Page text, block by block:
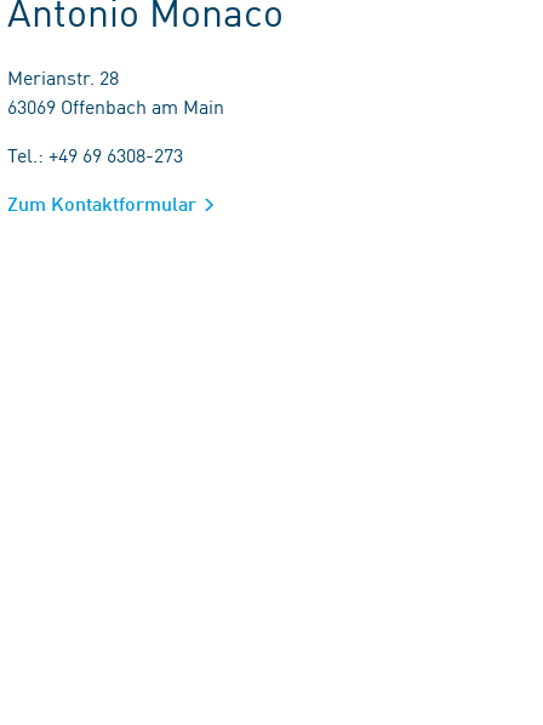
Merianstr. 28
63069 Offenbach am Main
Tel.: +49 69 6308-273
Zum Kontaktformular